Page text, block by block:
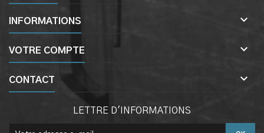
INFORMATIONS 
VOTRE COMPTE 
CONTACT 
LETTRE D'INFORMATIONS